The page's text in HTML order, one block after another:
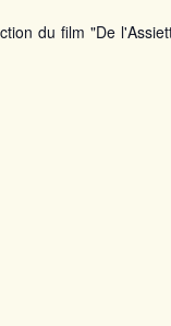
du film "De